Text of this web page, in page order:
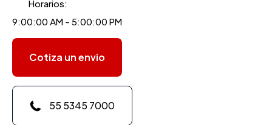
Horarios:
9:00:00 AM - 5:00:00 PM
Cotiza un envio
55 5345 7000